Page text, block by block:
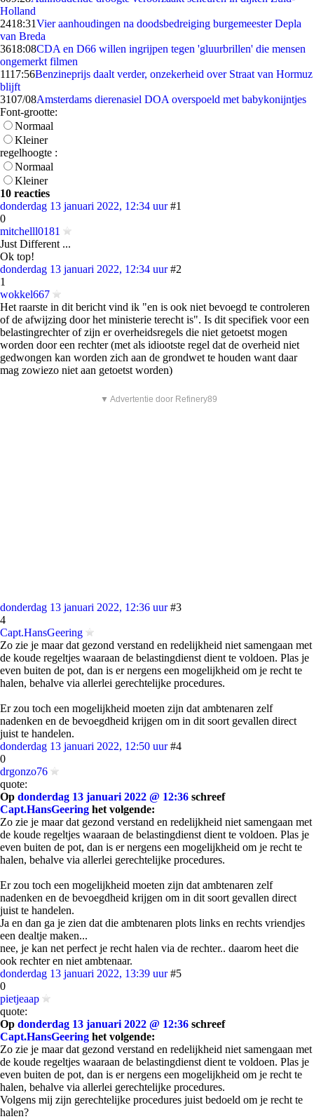
Holland
2418:31Vier aanhoudingen na doodsbedreiging burgemeester Depla
van Breda
3618:08CDA en D66 willen ingrijpen tegen 'gluurbrillen' die mensen
ongemerkt filmen
1117:56Benzineprijs daalt verder, onzekerheid over Straat van Hormuz
blijft
3107/08Amsterdams dierenasiel DOA overspoeld met babykonijntjes
Font-grootte:
Normaal
Kleiner
regelhoogte :
Normaal
Kleiner
10 reacties
donderdag 13 januari 2022, 12:34 uur #1
0
mitchelll0181
Just Different ...
Ok top!
donderdag 13 januari 2022, 12:34 uur #2
1
wokkel667
Het raarste in dit bericht vind ik "en is ook niet bevoegd te controleren
of de afwijzing door het ministerie terecht is". Is dit specifiek voor een
belastingrechter of zijn er overheidsregels die niet getoetst mogen
worden door een rechter (met als idiootste regel dat de overheid niet
gedwongen kan worden zich aan de grondwet te houden want daar
mag zowiezo niet aan getoetst worden)
▼ Advertentie door Refinery89
donderdag 13 januari 2022, 12:36 uur #3
4
Capt.HansGeering
Zo zie je maar dat gezond verstand en redelijkheid niet samengaan met
de koude regeltjes waaraan de belastingdienst dient te voldoen. Plas je
even buiten de pot, dan is er nergens een mogelijkheid om je recht te
halen, behalve via allerlei gerechtelijke procedures.
Er zou toch een mogelijkheid moeten zijn dat ambtenaren zelf
nadenken en de bevoegdheid krijgen om in dit soort gevallen direct
juist te handelen.
donderdag 13 januari 2022, 12:50 uur #4
0
drgonzo76
quote:
Op donderdag 13 januari 2022 @ 12:36 schreef
Capt.HansGeering het volgende:
Zo zie je maar dat gezond verstand en redelijkheid niet samengaan met
de koude regeltjes waaraan de belastingdienst dient te voldoen. Plas je
even buiten de pot, dan is er nergens een mogelijkheid om je recht te
halen, behalve via allerlei gerechtelijke procedures.
Er zou toch een mogelijkheid moeten zijn dat ambtenaren zelf
nadenken en de bevoegdheid krijgen om in dit soort gevallen direct
juist te handelen.
Ja en dan ga je zien dat die ambtenaren plots links en rechts vriendjes
een dealtje maken...
nee, je kan net perfect je recht halen via de rechter.. daarom heet die
ook rechter en niet ambtenaar.
donderdag 13 januari 2022, 13:39 uur #5
0
pietjeaap
quote:
Op donderdag 13 januari 2022 @ 12:36 schreef
Capt.HansGeering het volgende:
Zo zie je maar dat gezond verstand en redelijkheid niet samengaan met
de koude regeltjes waaraan de belastingdienst dient te voldoen. Plas je
even buiten de pot, dan is er nergens een mogelijkheid om je recht te
halen, behalve via allerlei gerechtelijke procedures.
Volgens mij zijn gerechtelijke procedures juist bedoeld om je recht te
halen?